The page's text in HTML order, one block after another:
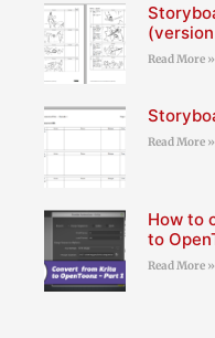
Read More »
Read More »
How to
to
Read More »